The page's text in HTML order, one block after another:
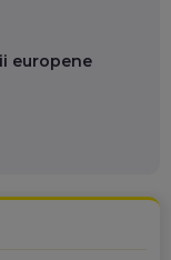
europene